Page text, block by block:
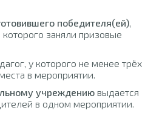
победителя(ей),
заняли призовые
у которого не менее трёх
в мероприятии.
учреждению выдается
в одном мероприятии.